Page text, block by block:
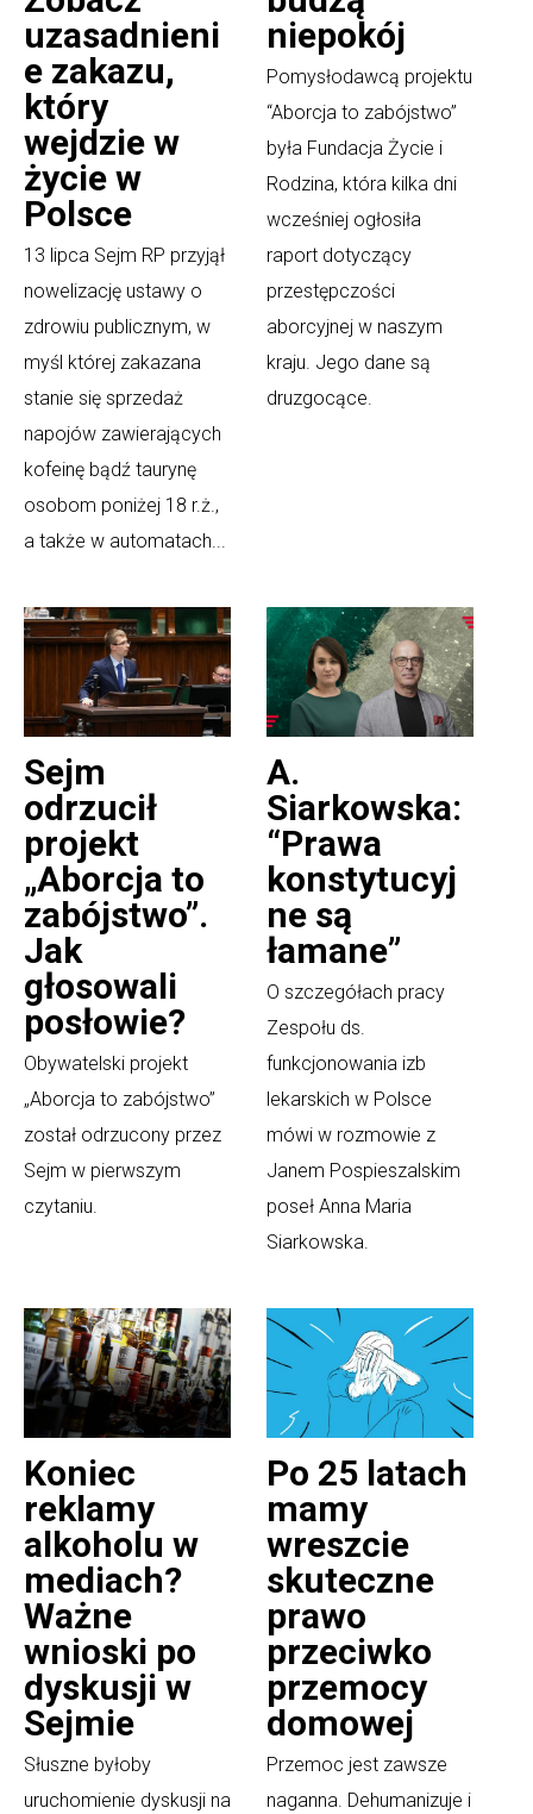
uzasadnieni
e zakazu,
który
wejdzie w
życie w
Polsce
13 lipca Sejm RP przyjął
nowelizację ustawy o
zdrowiu publicznym, w
myśl której zakazana
stanie się sprzedaż
napojów zawierających
kofeinę bądź taurynę
osobom poniżej 18 r.ż.,
a także w automatach...
niepokój
Pomysłodawcą projektu
“Aborcja to zabójstwo”
była Fundacja Życie i
Rodzina, która kilka dni
wcześniej ogłosiła
raport dotyczący
przestępczości
aborcyjnej w naszym
kraju. Jego dane są
druzgocące.
Sejm
odrzucił
projekt
„Aborcja to
zabójstwo”.
Jak
głosowali
posłowie?
Obywatelski projekt
„Aborcja to zabójstwo”
został odrzucony przez
Sejm w pierwszym
czytaniu.
A.
Siarkowska:
“Prawa
konstytucyj
ne są
łamane”
O szczegółach pracy
Zespołu ds.
funkcjonowania izb
lekarskich w Polsce
mówi w rozmowie z
Janem Pospieszalskim
poseł Anna Maria
Siarkowska.
Koniec
reklamy
alkoholu w
mediach?
Ważne
wnioski po
dyskusji w
Sejmie
Słuszne byłoby
uruchomienie dyskusji na
Po 25 latach
mamy
wreszcie
skuteczne
prawo
przeciwko
przemocy
domowej
Przemoc jest zawsze
naganna. Dehumanizuje i